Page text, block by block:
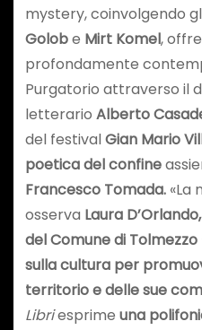
mystery, coinvolgendo
Golobe Mirt Komel,
profondamente
Purgatorio attraverso il
letterario Alberto
del festivalGian Mario
poetica del confine
Francesco Tomada. «La
osserva Laura
del Comune di Tolmezzo
sulla cultura per
territorio e delle sue
Libriesprime una